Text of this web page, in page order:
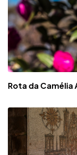
Rota da Camélia